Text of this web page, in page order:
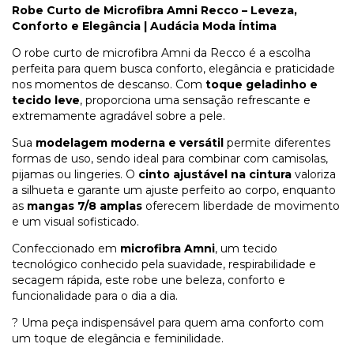
Robe Curto de Microfibra Amni Recco – Leveza,
Conforto e Elegância | Audácia Moda Íntima
O robe curto de microfibra Amni da Recco é a escolha
perfeita para quem busca conforto, elegância e praticidade
nos momentos de descanso. Com toque geladinho e
tecido leve, proporciona uma sensação refrescante e
extremamente agradável sobre a pele.
Sua modelagem moderna e versátil permite diferentes
formas de uso, sendo ideal para combinar com camisolas,
pijamas ou lingeries. O cinto ajustável na cintura valoriza
a silhueta e garante um ajuste perfeito ao corpo, enquanto
as mangas 7/8 amplas oferecem liberdade de movimento
e um visual sofisticado.
Confeccionado em microfibra Amni, um tecido
tecnológico conhecido pela suavidade, respirabilidade e
secagem rápida, este robe une beleza, conforto e
funcionalidade para o dia a dia.
? Uma peça indispensável para quem ama conforto com
um toque de elegância e feminilidade.